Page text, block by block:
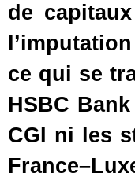
de
ce qui se
HSBC
CGI ni les